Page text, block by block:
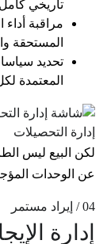
تاريخي
مراقبة أداء
المستحقة
تحديد
المعتمدة
إدارة التحصيلات
لكن البيع ليس
عن الوحدات
04 / إيراد مستمر
إدارة